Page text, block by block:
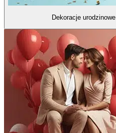
Dekoracje urodzinowe